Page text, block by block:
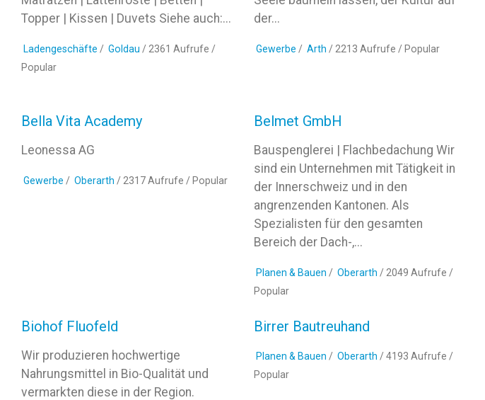
Topper | Kissen | Duvets Siehe auch:...
Ladengeschäfte / Goldau / 2361 Aufrufe /
Popular
der...
Gewerbe / Arth / 2213 Aufrufe / Popular
Bella Vita Academy
Leonessa AG
Gewerbe / Oberarth / 2317 Aufrufe / Popular
Belmet GmbH
Bauspenglerei | Flachbedachung Wir
sind ein Unternehmen mit Tätigkeit in
der Innerschweiz und in den
angrenzenden Kantonen. Als
Spezialisten für den gesamten
Bereich der Dach-,...
Planen & Bauen / Oberarth / 2049 Aufrufe /
Popular
Biohof Fluofeld
Wir produzieren hochwertige
Nahrungsmittel in Bio-Qualität und
vermarkten diese in der Region.
Birrer Bautreuhand
Planen & Bauen / Oberarth / 4193 Aufrufe /
Popular